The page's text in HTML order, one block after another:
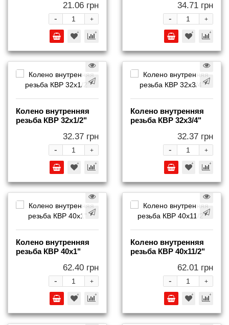
21.06 грн
+
-
34.71 грн
+
-
Колено внутренняя
резьба КВР 32x1/2"
32.37 грн
+
-
Колено внутренняя
резьба КВР 32x3/4"
32.37 грн
+
-
Колено внутренняя
резьба КВР 40x1"
62.40 грн
+
-
Колено внутренняя
резьба КВР 40x11/2"
62.01 грн
+
-